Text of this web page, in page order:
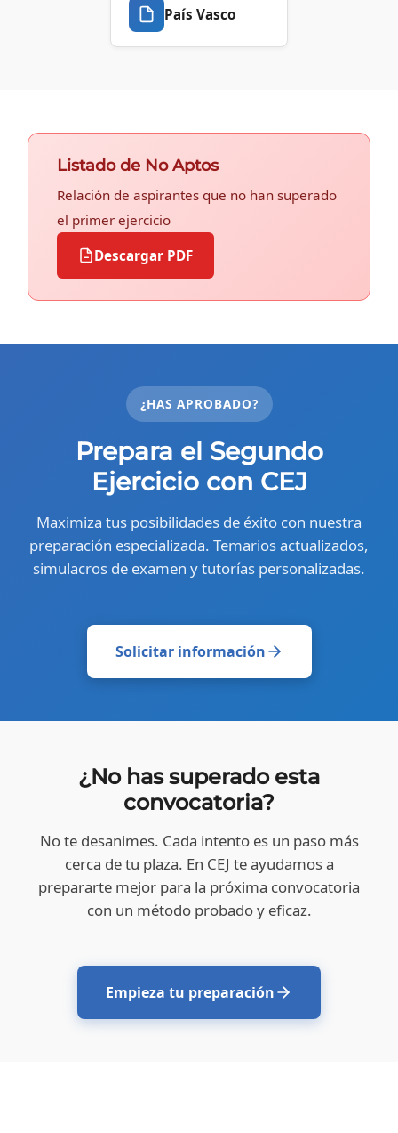
País Vasco
Listado de No Aptos
Relación de aspirantes que no han superado
el primer ejercicio
Descargar PDF
¿HAS APROBADO?
Prepara el Segundo
Ejercicio con CEJ
Maximiza tus posibilidades de éxito con nuestra
preparación especializada. Temarios actualizados,
simulacros de examen y tutorías personalizadas.
Solicitar información
¿No has superado esta
convocatoria?
No te desanimes. Cada intento es un paso más
cerca de tu plaza. En CEJ te ayudamos a
prepararte mejor para la próxima convocatoria
con un método probado y eficaz.
Empieza tu preparación